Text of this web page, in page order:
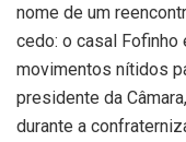
nome de um
cedo: o casal
movimentos nítidos
presidente da
durante a